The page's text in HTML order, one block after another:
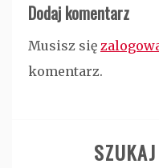
Dodaj komentarz
Musisz się
komentarz.